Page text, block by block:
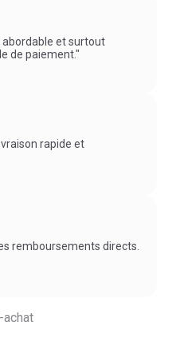
abordable et surtout
de paiement."
rapide et
remboursements directs.